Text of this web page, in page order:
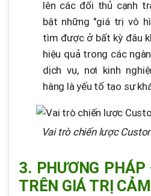
lên các đối thủ cạnh
bật những "giá trị vô
tìm được ở bất kỳ đâu
hiệu quả trong các
dịch vụ, nơi kinh
hàng là yếu tố tạo sự
Vai trò chiến lược
3. PHƯƠNG
TRÊN GIÁ TRỊ